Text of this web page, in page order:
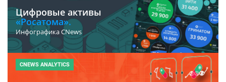
Цифровые активы
«Росатома».
Инфографика CNews
CNEWS ANALYTICS